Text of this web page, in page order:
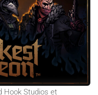
Hook Studios et